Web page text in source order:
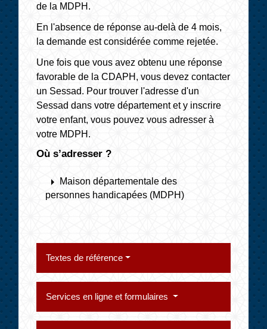
de la MDPH.
En l'absence de réponse au-delà de 4 mois,
la demande est considérée comme rejetée.
Une fois que vous avez obtenu une réponse
favorable de la CDAPH, vous devez contacter
un Sessad. Pour trouver l'adresse d'un
Sessad dans votre département et y inscrire
votre enfant, vous pouvez vous adresser à
votre MDPH.
Où s’adresser ?
arrow_right
Maison départementale des
personnes handicapées (MDPH)
Textes de référence
Services en ligne et formulaires